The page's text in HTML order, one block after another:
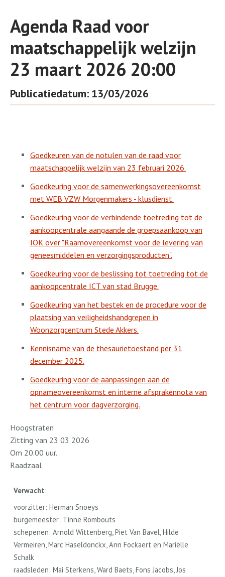
Agenda Raad voor
maatschappelijk welzijn
23 maart 2026 20:00
Publicatiedatum: 13/03/2026
Goedkeuren van de notulen van de raad voor
maatschappelijk welzijn van 23 februari 2026.
Goedkeuring voor de samenwerkingsovereenkomst
met WEB VZW Morgenmakers - klusdienst.
Goedkeuring voor de verbindende toetreding tot de
aankoopcentrale aangaande de groepsaankoop van
IOK over "Raamovereenkomst voor de levering van
geneesmiddelen en verzorgingsproducten".
Goedkeuring voor de beslissing tot toetreding tot de
aankoopcentrale ICT van stad Brugge.
Goedkeuring van het bestek en de procedure voor de
plaatsing van veiligheidshandgrepen in
Woonzorgcentrum Stede Akkers.
Kennisname van de thesaurietoestand per 31
december 2025.
Goedkeuring voor de aanpassingen aan de
opnameovereenkomst en interne afsprakennota van
het centrum voor dagverzorging.
Hoogstraten
Zitting van 23 03 2026
Om 20.00 uur.
Raadzaal
Verwacht:
voorzitter: Herman Snoeys
burgemeester: Tinne Rombouts
schepenen: Arnold Wittenberg, Piet Van Bavel, Hilde
Vermeiren, Marc Haseldonckx, Ann Fockaert en Mariëlle
Schalk
raadsleden: Mai Sterkens, Ward Baets, Fons Jacobs, Jos